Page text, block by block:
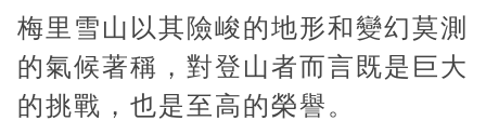
梅里雪山以其險峻的地形和變幻莫測
的氣候著稱，對登山者而言既是巨大
的挑戰，也是至高的榮譽。